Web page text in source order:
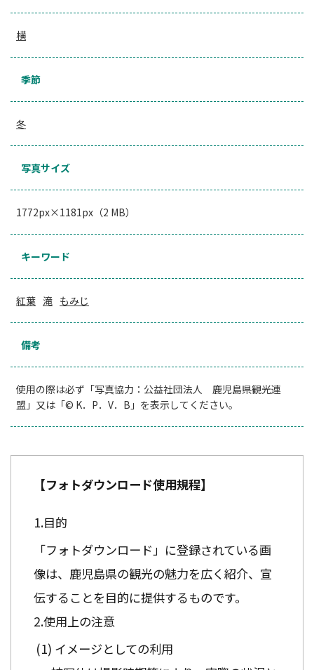
横
季節
冬
写真サイズ
1772px×1181px（2 MB）
キーワード
紅葉 滝 もみじ
備考
使用の際は必ず「写真協力：公益社団法人 鹿児島県観光連
盟」又は「© K．P．V．B」を表示してください。
【フォトダウンロード使用規程】
目的
「フォトダウンロード」に登録されている画
像は、鹿児島県の観光の魅力を広く紹介、宣
伝することを目的に提供するものです。
使用上の注意
イメージとしての利用